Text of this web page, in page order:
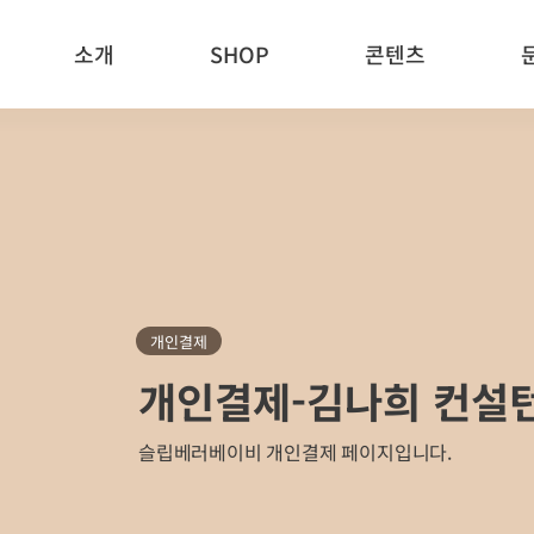
소개 SHOP 콘텐츠
개인결제
개인결제-김나희 컨설
슬립베러베이비 개인결제 페이지입니다.